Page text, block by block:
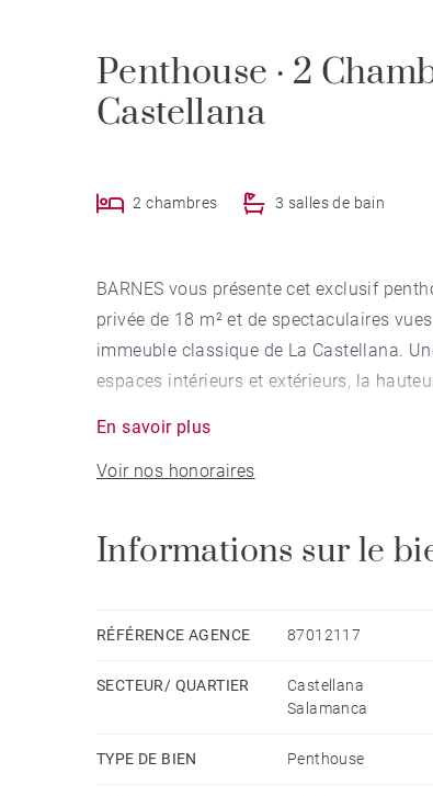
Penthouse · 2
Castellana
2 chambres 3 salles de bain
BARNES vous présente cet exclusif
privée de 18 m² et de spectaculaires
immeuble classique de La Castellana.
espaces intérieurs et extérieurs, la
L’appartement a été entièrement rénové
s’ouvre directement sur la terrasse,
profiter d’un agréable extérieur idéal
livrée entièrement meublée et équipée,
conservant son indépendance visuelle.
En savoir plus
Voir nos honoraires
Informations sur le
RÉFÉRENCE AGENCE 87012117
SECTEUR/ QUARTIER
Castellana
Salamanca
TYPE DE BIEN Penthouse